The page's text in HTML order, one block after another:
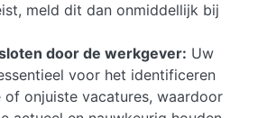
meld dit dan onmiddellijk bij
door de werkgever: Uw
voor het identificeren
of onjuiste vacatures, waardoor